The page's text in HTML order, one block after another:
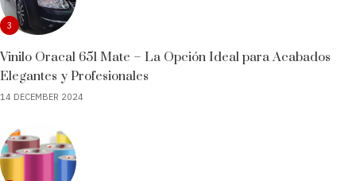
3
Vinilo Oracal 651 Mate – La Opción Ideal para Acabados
Elegantes y Profesionales
14 DECEMBER 2024